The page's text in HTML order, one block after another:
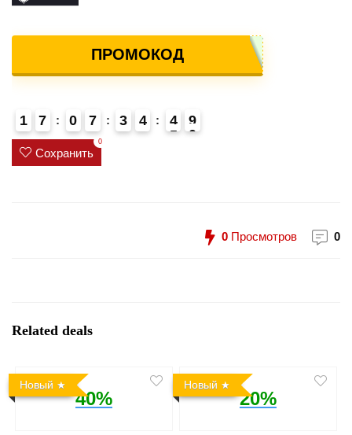
ПРОМОКОД
1
4
7 0 7 3 4
4
9
Сохранить
0
0 Просмотров 0
Related deals
Новый
40%
Новый
20%